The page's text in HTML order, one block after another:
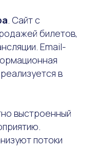
. Сайт с
билетов,
Email-
в
выстроенный
потоки